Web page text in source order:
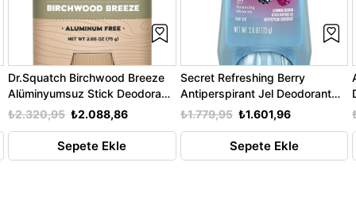
Dr.Squatch Birchwood Breeze
Alüminyumsuz Stick Deodorant
75GR
₺2.088,86
₺2.320,95
Sepete Ekle
Secret Refreshing Berry
Antiperspirant Jel Deodorant
73GR
₺1.601,96
₺1.779,95
Sepete Ekle